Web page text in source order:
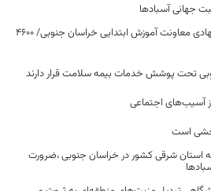
جهانی آسبادها
تقدیر مقام عالی وزارت از عملکرد جهادی معاونت آموزش ابتدایی خراسان جنوبی/ ۴۶۰۰
آسیب‌های اجتماعی
است
استان شرقی کشور در خراسان جنوبی ،ضرورت